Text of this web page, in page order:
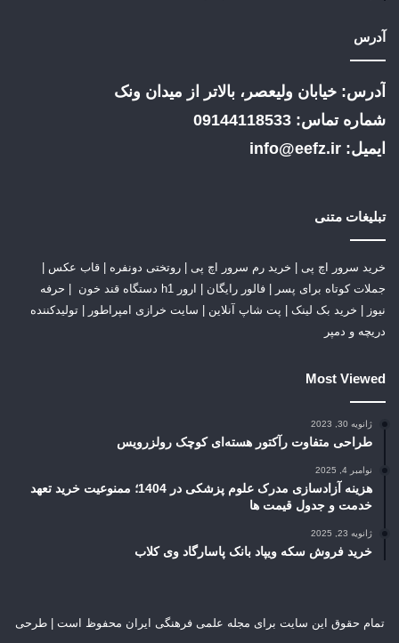
آدرس
آدرس: خیابان ولیعصر، بالاتر از میدان ونک
شماره تماس: 09144118533
ایمیل: info@eefz.ir
تبلیغات متنی
خرید سرور اچ پی | خرید رم سرور اچ پی | روتختی دونفره | قاب عکس |
جملات کوتاه برای پسر | فالور رایگان | ارور h1 دستگاه قند خون | حرفه
نیوز | خرید بک لینک | پت شاپ آنلاین | سایت خرازی امپراطور | تولیدکننده
دریچه و دمپر
Most Viewed
ژانویه 30, 2023
طراحی متفاوت رآکتور هسته‌ای کوچک رولزرویس
نوامبر 4, 2025
هزینه آزادسازی مدرک علوم پزشکی در 1404؛ ممنوعیت خرید تعهد
خدمت و جدول قیمت ها
ژانویه 23, 2025
خرید فروش سکه ویپاد بانک پاسارگاد وی کلاب
تمام حقوق این سایت برای مجله علمی فرهنگی ایران محفوظ است | طرحی